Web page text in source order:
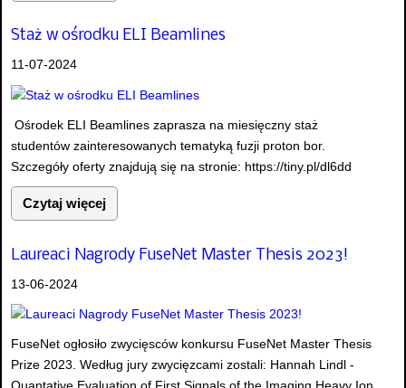
Staż w ośrodku ELI Beamlines
11-07-2024
Ośrodek ELI Beamlines zaprasza na miesięczny staż
studentów zainteresowanych tematyką fuzji proton bor.
Szczegóły oferty znajdują się na stronie: https://tiny.pl/dl6dd
Czytaj więcej
Laureaci Nagrody FuseNet Master Thesis 2023!
13-06-2024
FuseNet ogłosiło zwycięsców konkursu FuseNet Master Thesis
Prize 2023. Według jury zwycięzcami zostali: Hannah Lindl -